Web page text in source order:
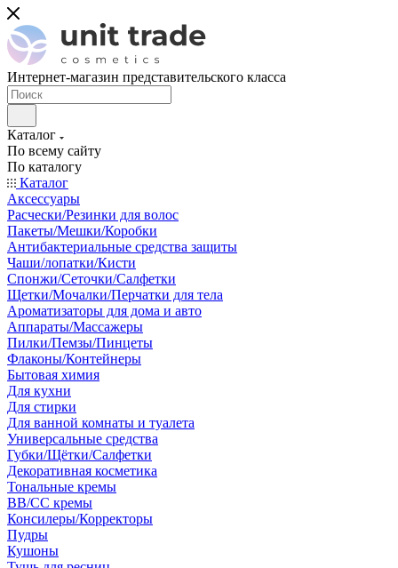
Интернет-магазин представительского класса
Каталог
По всему сайту
По каталогу
Каталог
Аксессуары
Расчески/Резинки для волос
Пакеты/Мешки/Коробки
Антибактериальные средства защиты
Чаши/лопатки/Кисти
Спонжи/Сеточки/Салфетки
Щетки/Мочалки/Перчатки для тела
Ароматизаторы для дома и авто
Аппараты/Массажеры
Пилки/Пемзы/Пинцеты
Флаконы/Контейнеры
Бытовая химия
Для кухни
Для стирки
Для ванной комнаты и туалета
Универсальные средства
Губки/Щётки/Салфетки
Декоративная косметика
Тональные кремы
ВВ/СС кремы
Консилеры/Корректоры
Пудры
Кушоны